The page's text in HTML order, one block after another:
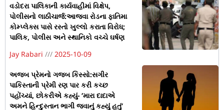
વડોદરા પાલિકાની કાર્યવાહીમાં વિક્ષેપ,
પોલીસનો લાઠીચાર્જ:આજવા રોડના ફાતિમા
કોમ્પ્લેક્સ પાસે રસ્તો ખુલ્લો કરાતા વિરોધ;
પાલિક, પોલીસ અને સ્થાનિકો વચ્ચે ઘર્ષણ
Jay Rabari
2025-10-09
અજબ પ્રેમનો ગજબ કિસ્સો:સગીર
પાકિસ્તાની પ્રેમી રણ પાર કરી કચ્છ
પહોંચ્યાં, છોકરીએ કહ્યું- ‘મારા દાદાએ
અમને હિન્દુસ્તાન ભાગી જવાનું કહ્યું હતું’